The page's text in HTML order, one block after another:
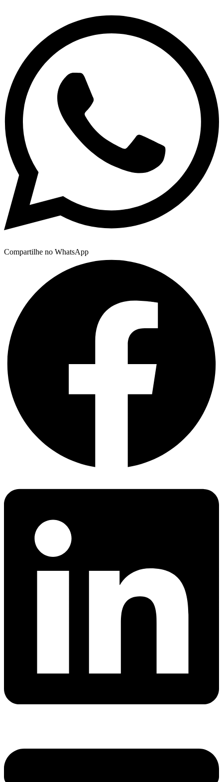
Compartilhe no WhatsApp